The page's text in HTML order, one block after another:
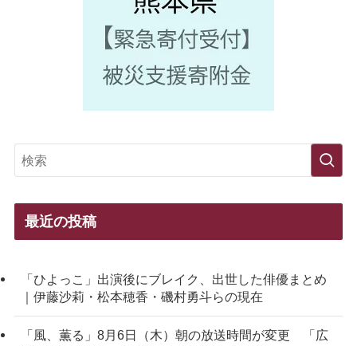
最近の投稿
「ひよっこ」出演後にブレイク、出世した俳優まとめ
｜伊藤沙莉・松本穂香・磯村勇斗らの現在
「風、薫る」8月6日（木）朝の放送時間が変更 「広